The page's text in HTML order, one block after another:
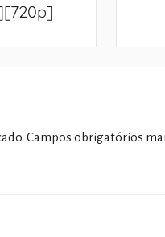
Campos obrigatórios